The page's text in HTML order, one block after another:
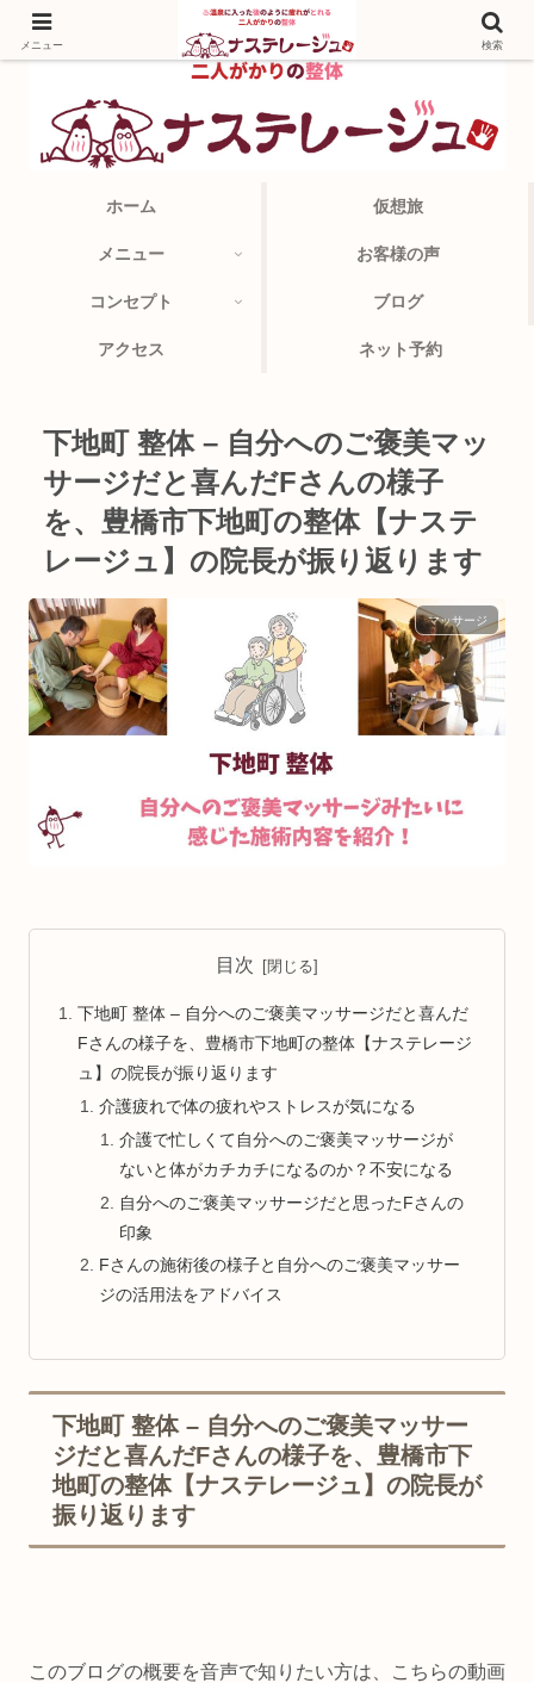
ホーム 仮想旅
メニュー お客様の声
コンセプト ブログ
アクセス ネット予約
下地町 整体 – 自分へのご褒美マッ
サージだと喜んだFさんの様子
を、豊橋市下地町の整体【ナステ
レージュ】の院長が振り返ります
マッサージ
目次
下地町 整体 – 自分へのご褒美マッサージだと喜んだ
Fさんの様子を、豊橋市下地町の整体【ナステレージ
ュ】の院長が振り返ります
介護疲れで体の疲れやストレスが気になる
介護で忙しくて自分へのご褒美マッサージが
ないと体がカチカチになるのか？不安になる
自分へのご褒美マッサージだと思ったFさんの
印象
Fさんの施術後の様子と自分へのご褒美マッサー
ジの活用法をアドバイス
下地町 整体 – 自分へのご褒美マッサー
ジだと喜んだFさんの様子を、豊橋市下
地町の整体【ナステレージュ】の院長が
振り返ります
このブログの概要を音声で知りたい方は、こちらの動画
メニュー 検索